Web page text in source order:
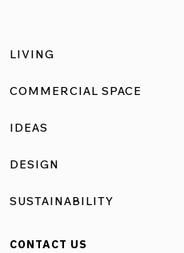
LIVING
COMMERCIAL SPACE
IDEAS
DESIGN
SUSTAINABILITY
CONTACT US